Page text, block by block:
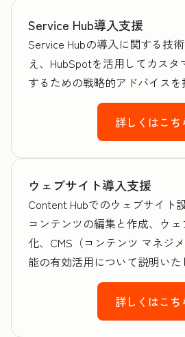
Service Hub導入支援
Service Hubの導入に関する技
え、HubSpotを活用してカス
するための戦略的アドバイスを
詳しくはこち
ウェブサイト導入支援
Content Hubでのウェブサイト
コンテンツの編集と作成、ウ
化、CMS（コンテンツ マネジ
能の有効活用について説明いた
詳しくはこち